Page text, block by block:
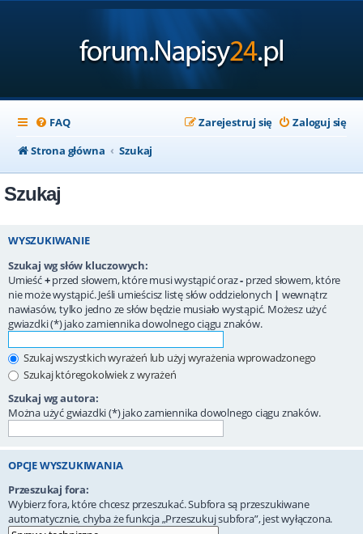
FAQ Zaloguj się
Zarejestruj się
Strona główna
Szukaj
Szukaj
WYSZUKIWANIE
Szukaj wg słów kluczowych:
Umieść+przed słowem, które musi wystąpić oraz- przed słowem, które
nie może wystąpić. Jeśli umieścisz listę słów oddzielonych | wewnątrz
nawiasów, tylko jedno ze słów będzie musiało wystąpić. Możesz użyć
gwiazdki (*) jako zamiennika dowolnego ciągu znaków.
Szukaj wszystkich wyrażeń lub użyj wyrażenia wprowadzonego
Szukaj któregokolwiek z wyrażeń
Szukaj wg autora:
Można użyć gwiazdki (*) jako zamiennika dowolnego ciągu znaków.
OPCJE WYSZUKIWANIA
Przeszukaj fora:
Wybierz fora, które chcesz przeszukać. Subfora są przeszukiwane
automatycznie, chyba że funkcja „Przeszukuj subfora”, jest wyłączona.